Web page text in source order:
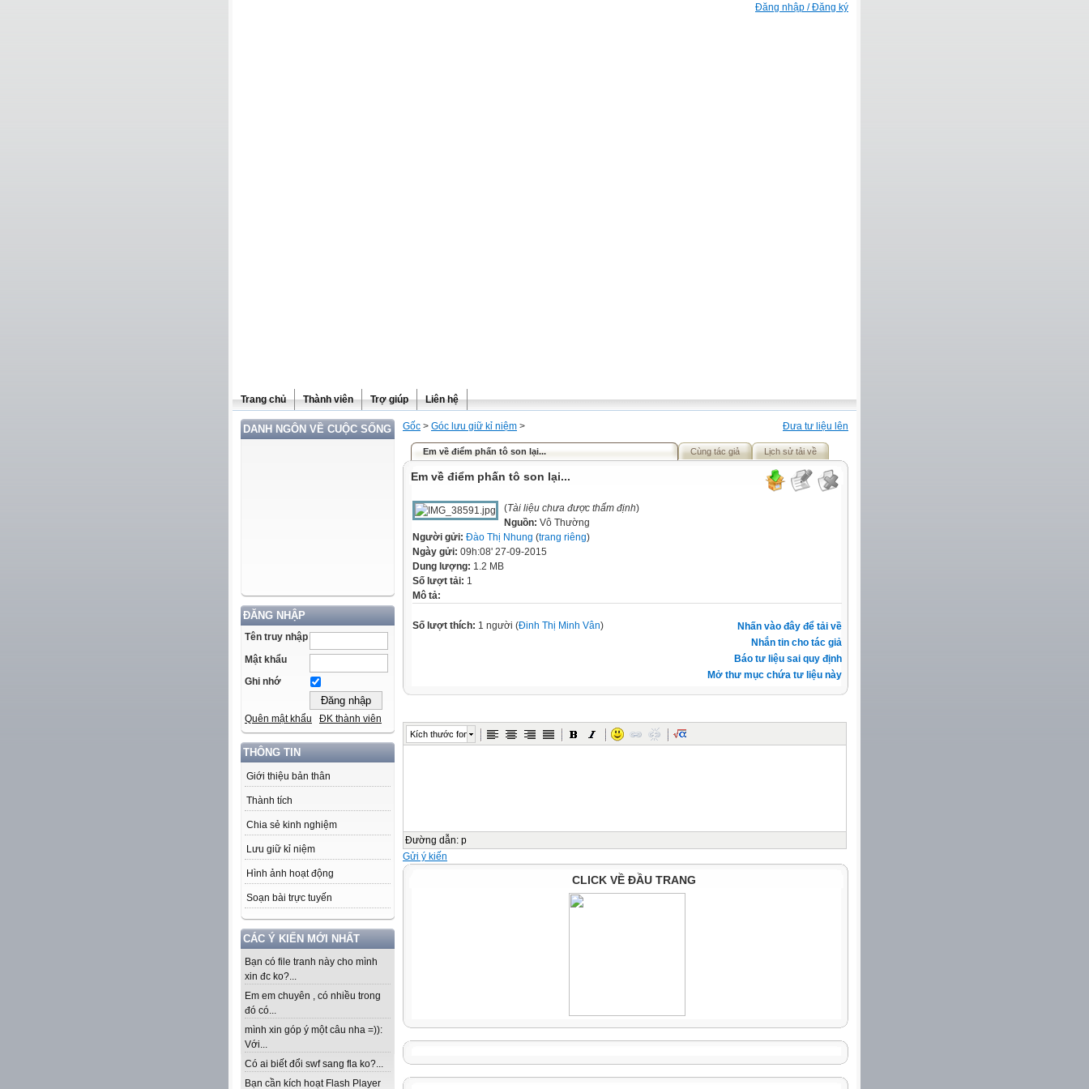
Đăng nhập / Đăng ký
Trang chủ Thành viên Trợ giúp Liên hệ
DANH NGÔN VỀ CUỘC SỐNG
ĐĂNG NHẬP
Tên truy nhập
Mật khẩu
Ghi nhớ
Quên mật khẩu ĐK thành viên
THÔNG TIN
Giới thiệu bản thân
Thành tích
Chia sẻ kinh nghiệm
Lưu giữ kỉ niệm
Hình ảnh hoạt động
Soạn bài trực tuyến
CÁC Ý KIẾN MỚI NHẤT
Bạn có file tranh này cho mình
xin đc ko?...
Em em chuyên , có nhiều trong
đó có...
mình xin góp ý một câu nha =)):
Với...
Có ai biết đổi swf sang fla ko?...
Bạn cần kích hoạt Flash Player
Đưa tư liệu lên
Gốc > Góc lưu giữ kỉ niệm >
Em về điểm phấn tô son lại... Cùng tác giả Lịch sử tải về
Em về điểm phấn tô son lại...
(Tài liệu chưa được thẩm định)
Nguồn: Vô Thường
Người gửi: Đào Thị Nhung (trang riêng)
Ngày gửi: 09h:08' 27-09-2015
Dung lượng: 1.2 MB
Số lượt tải: 1
Mô tả:
Nhấn vào đây để tải về
Nhắn tin cho tác giả
Báo tư liệu sai quy định
Mở thư mục chứa tư liệu này
Số lượt thích: 1 người (Đinh Thị Minh Vân)
Kích thước font
Đường dẫn: p
Gửi ý kiến
CLICK VỀ ĐẦU TRANG